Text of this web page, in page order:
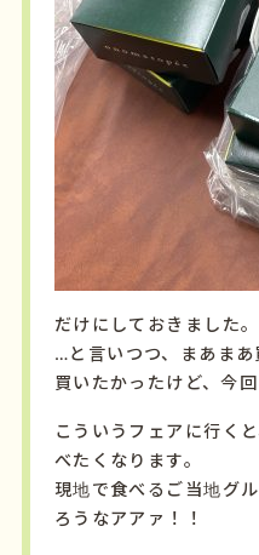
だけにして おき ま した。
…と 言い つつ、 まあまあ
買いたかったけど、今
こういう フェア に行く と
べたくなります。
現地で食べる ご当地グ
ろうなアアァ！！